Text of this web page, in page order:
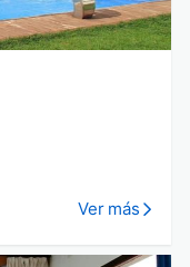
Ver más